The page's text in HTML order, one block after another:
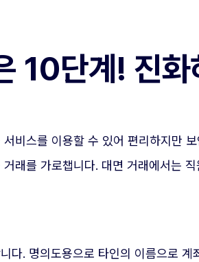
10단계! 진화
비스를 이용할 수 있어 편리하지만
래를 가로챕니다. 대면 거래에서는
다. 명의도용으로 타인의 이름으로